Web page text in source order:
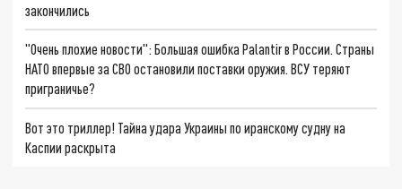
закончились
"Очень плохие новости": Большая ошибка Palantir в России. Страны
НАТО впервые за СВО остановили поставки оружия. ВСУ теряют
приграничье?
Вот это триллер! Тайна удара Украины по иранскому судну на
Каспии раскрыта